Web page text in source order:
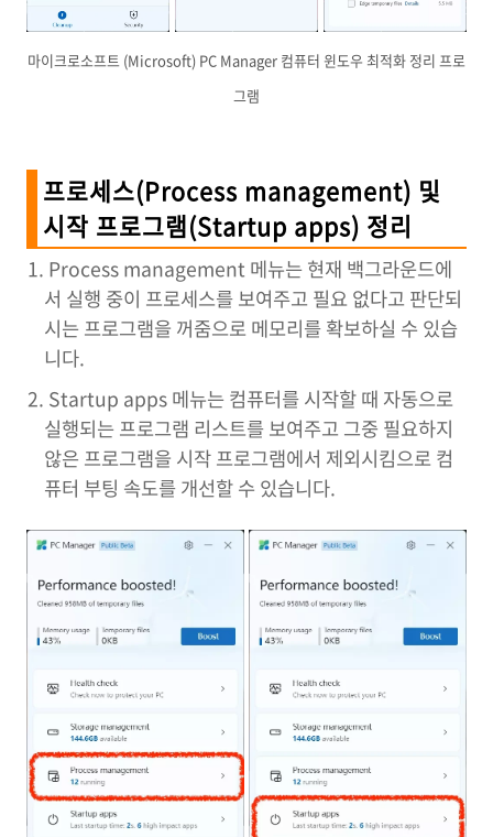
마이크로소프트 (Microsoft) PC Manager 컴퓨터 윈도우 최적화 정리 프로
그램
프로세스(Process management) 및
시작 프로그램(Startup apps) 정리
Process management 메뉴는 현재 백그라운드에
서 실행 중이 프로세스를 보여주고 필요 없다고 판단되
시는 프로그램을 꺼줌으로 메모리를 확보하실 수 있습
니다.
Startup apps 메뉴는 컴퓨터를 시작할 때 자동으로
실행되는 프로그램 리스트를 보여주고 그중 필요하지
않은 프로그램을 시작 프로그램에서 제외시킴으로 컴
퓨터 부팅 속도를 개선할 수 있습니다.